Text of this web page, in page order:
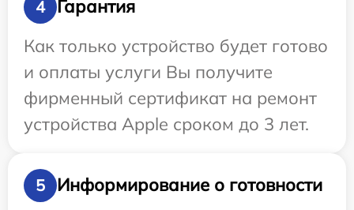
4
Гарантия
Как только устройство будет готово
и оплаты услуги Вы получите
фирменный сертификат на ремонт
устройства Apple сроком до 3 лет.
5
Информирование о готовности